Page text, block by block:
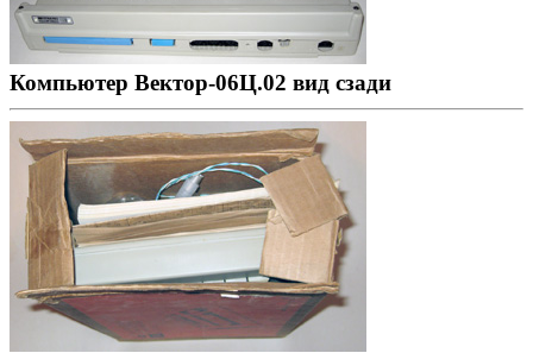
Компьютер Вектор-06Ц.02 вид сзади